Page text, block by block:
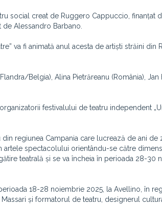
social creat de Ruggero Cappuccio, finanțat
de Alessandro Barbano.
va fi animată anul acesta de artiști străini din
Belgia), Alina Pietrăreanu (România), Jan
festivalului de teatru independent
regiunea Campania care lucrează de ani de
spectacolului orientându-se către
teatrală și se va încheia în perioada 28-30
18-28 noiembrie 2025, la Avellino, în
și formatorul de teatru, designerul